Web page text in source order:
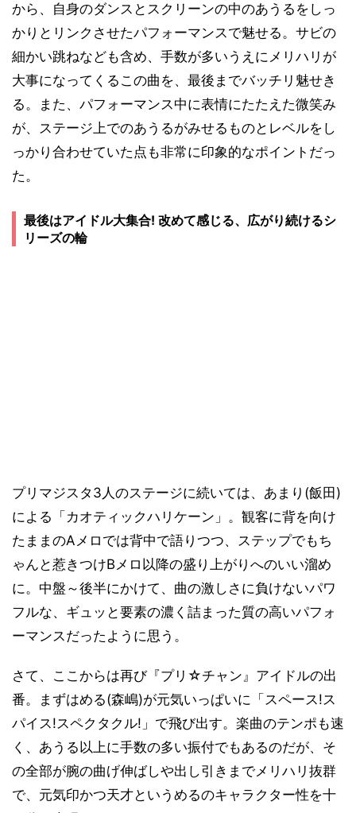
から、自身のダンスとスクリーンの中のあうるをしっ
かりとリンクさせたパフォーマンスで魅せる。サビの
細かい跳ねなども含め、手数が多いうえにメリハリが
大事になってくるこの曲を、最後までバッチリ魅せき
る。また、パフォーマンス中に表情にたたえた微笑み
が、ステージ上でのあうるがみせるものとレベルをし
っかり合わせていた点も非常に印象的なポイントだっ
た。
最後はアイドル大集合! 改めて感じる、広がり続けるシ
リーズの輪
プリマジスタ3人のステージに続いては、あまり(飯田)
による「カオティックハリケーン」。観客に背を向け
たままのAメロでは背中で語りつつ、ステップでもち
ゃんと惹きつけBメロ以降の盛り上がりへのいい溜め
に。中盤～後半にかけて、曲の激しさに負けないパワ
フルな、ギュッと要素の濃く詰まった質の高いパフォ
ーマンスだったように思う。
さて、ここからは再び『プリ☆チャン』アイドルの出
番。まずはめる(森嶋)が元気いっぱいに「スペース!ス
パイス!スペクタクル!」で飛び出す。楽曲のテンポも速
く、あうる以上に手数の多い振付でもあるのだが、そ
の全部が腕の曲げ伸ばしや出し引きまでメリハリ抜群
で、元気印かつ天才というめるのキャラクター性を十